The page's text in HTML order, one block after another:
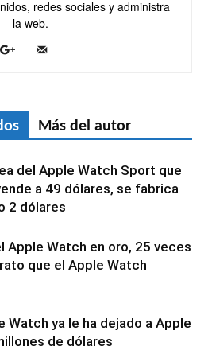
redes sociales y administra
la web.
Más del autor
del Apple Watch Sport que
a 49 dólares, se fabrica
2 dólares
Apple Watch en oro, 25 veces
que el Apple Watch
Watch ya le ha dejado a Apple
de dólares